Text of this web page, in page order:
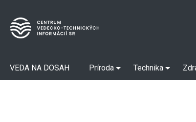
VEDA NA DOSAH Príroda Technika